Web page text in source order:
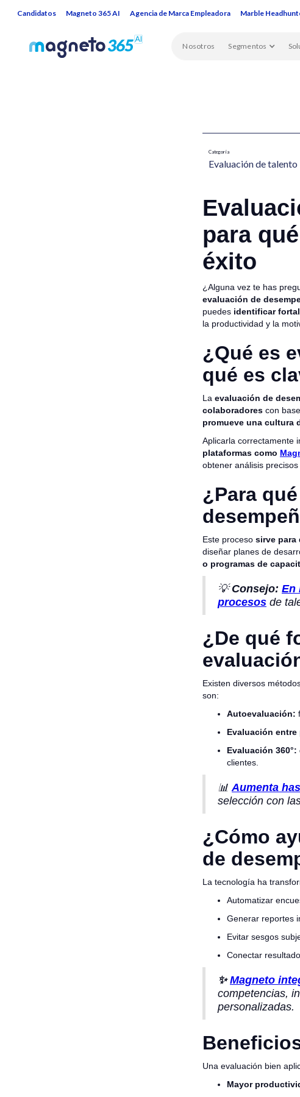
Candidatos Magneto 365 AI Agencia de Marca Empleadora Marble
Nosotros Segmentos
Categoría
Evaluación de talent​o
para
éxito
¿Alguna vez te has
evaluación de
puedes identificar
la productividad y la
¿Qué es
qué es
La evaluación de
colaboradores con
promueve una cultura
Aplicarla correctamente
plataformas como
obtener análisis
¿Para
Este proceso sirve para
diseñar planes de
o programas de
💡Consejo: En
procesos de
¿De qué
Existen diversos
son:
Autoevaluación:
Evaluación entre
Evaluación 360°:
clientes.
📊Aumenta
selección con
¿Cómo
de
La tecnología ha
Automatizar
Generar reportes
Evitar sesgos
Conectar
✨Magneto
competencias,
personalizadas.
Una evaluación bien
Mayor